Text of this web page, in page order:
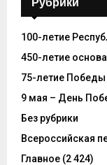
100-летие
450-летие
75-летие Победы
9 мая – День
Без рубрики
Всероссийская
Главное (2 424)